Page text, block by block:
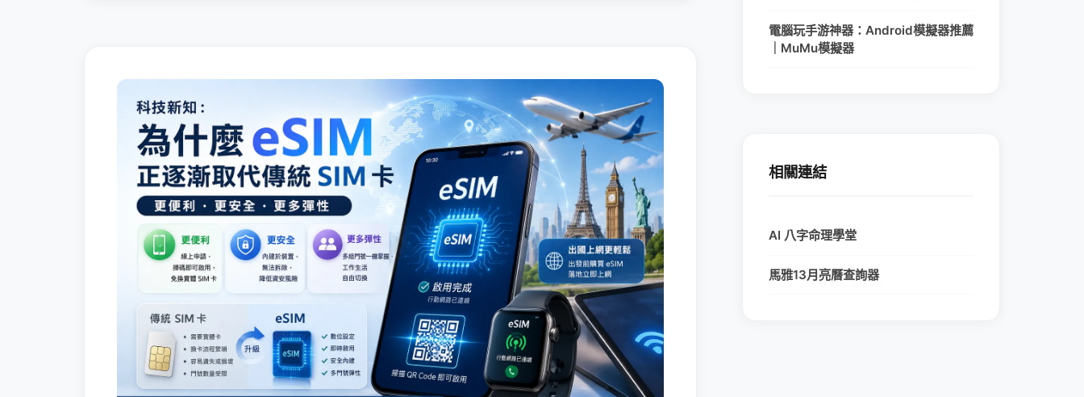
電腦玩手游神器：Android模擬器推薦
｜MuMu模擬器
相關連結
AI 八字命理學堂
馬雅13月亮曆查詢器